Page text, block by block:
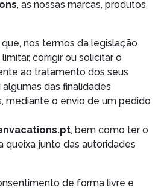
, as nossas marcas, produtos
nos termos da legislação
corrigir ou solicitar o
ao tratamento dos seus
das finalidades
mediante o envio de um pedido
, bem como ter o
queixa junto das autoridades
de forma livre e